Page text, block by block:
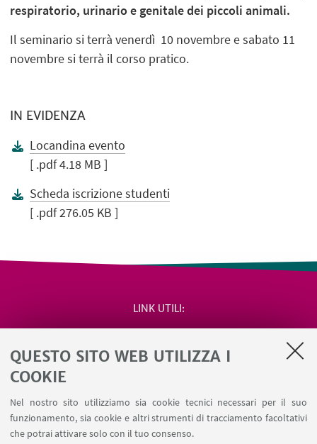
QUESTO SITO WEB UTILIZZA I
COOKIE
Nel nostro sito utilizziamo sia cookie tecnici necessari per il suo
funzionamento, sia cookie e altri strumenti di tracciamento facoltativi
che potrai attivare solo con il tuo consenso.
respiratorio, urinario e genitale dei piccoli animali.
Il seminario si terrà venerdì 10 novembre e sabato 11
novembre si terrà il corso pratico.
IN EVIDENZA
Locandina evento
[ .pdf 4.18 MB ]
Scheda iscrizione studenti
[ .pdf 276.05 KB ]
LINK UTILI
Salute e sicurezza
Missioni web
Ministero della Salute – EFSA Focal Point